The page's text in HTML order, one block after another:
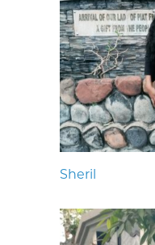
Sheril